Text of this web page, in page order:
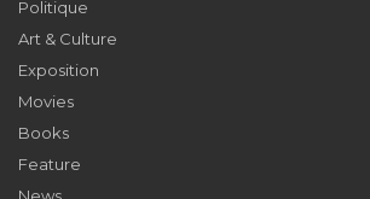
Politique
Art & Culture
Exposition
Movies
Books
Feature